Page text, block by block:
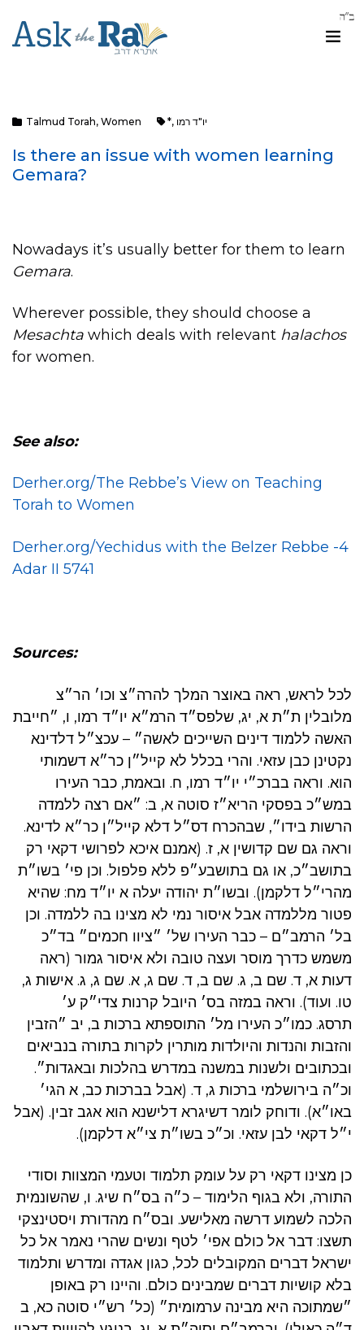
Talmud Torah, Women *, יו"ד רמו
Is there an issue with women learning
Gemara?
Nowadays it’s usually better for them to learn
Gemara.
Wherever possible, they should choose a
Mesachta which deals with relevant halachos
for women.
See also:
Derher.org/The Rebbe’s View on Teaching
Torah to Women
Derher.org/Yechidus with the Belzer Rebbe -4
Adar II 5741
Sources:
לכל לראש, ראה באוצר המלך להרה״צ וכו׳ הר״צ
מלובלין ת״ת א, יג, שלפס״ד הרמ״א יו״ד רמו, ו, ״חייבת
האשה ללמוד דינים השייכים לאשה״ – עכצ״ל דלדינא
נקטינן כבן עזאי. והרי בכלל לא קייל״ן כר״א דשמותי
הוא. וראה בברכ״י יו״ד רמו, ח. ובאמת, כבר העירו
במש״כ בפסקי הריא״ז סוטה א, ב: ״אם רצה ללמדה
הרשות בידו״, שבהכרח דס״ל דלא קייל״ן כר״א לדינא.
וראה גם שם קדושין א, ז. (אמנם איכא לפרושי דקאי רק
בתושב״כ, או גם בתושבע״פ ללא פלפול. וכן פי׳ בשו״ת
מהרי״ל דלקמן). ובשו״ת יהודה יעלה א יו״ד מח: שהיא
פטור מללמדה אבל איסור נמי לא מצינו בה ללמדה. וכן
בל׳ הרמב״ם – כבר העירו של׳ ״ציוו חכמים״ בד״כ
משמש כדרך מוסר ועצה טובה ולא איסור גמור (ראה
דעות א, ד. שם ב, ג. שם ב, ד. שם ג, א. שם ג, ג. אישות ג,
טו. ועוד). וראה במזה בס׳ היובל קרנות צדי״ק ע׳
תרסג. כמו״כ העירו מל׳ התוספתא ברכות ב, יב ״הזבין
והזבות והנדות והיולדות מותרין לקרות בתורה בנביאים
ובכתובים ולשנות במשנה במדרש בהלכות ובאגדות״.
וכ״ה בירושלמי ברכות ג, ד. (אבל בברכות כב, א הגי׳
באו״א). ודוחק לומר דשיגרא דלישנא הוא אגב זבין. (אבל
י״ל דקאי לבן עזאי. וכ״כ בשו״ת צי״א דלקמן).
כן מצינו דקאי רק על עומק תלמוד וטעמי המצוות וסודי
התורה, ולא בגוף הלימוד – כ״ה בס״ח שיג. ו, שהשונמית
הלכה לשמוע דרשה מאלישע. ובס״ח מהדורת ויסטינצקי
תשצו: דבר אל כולם אפי׳ לטף ונשים שהרי נאמר אל כל
ישראל דברים המקובלים לכל, כגון אגדה ומדרש ותלמוד
בלא קושיות דברים שמבינים כולם. והיינו רק באופן
״שמתוכה היא מבינה ערמומית״ (כל׳ רש״י סוטה כא, ב